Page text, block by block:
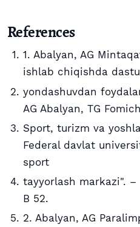
References
1. Abalyan, AG
ishlab chiqishda
yondashuvdan
AG Abalyan, TG
Sport, turizm va
Federal davlat
sport
tayyorlash markazi".
B 52.
2. Abalyan, AG